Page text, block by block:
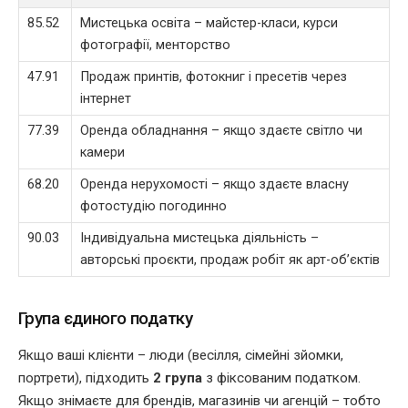
85.52
Мистецька освіта – майстер-класи, курси
фотографії, менторство
47.91
Продаж принтів, фотокниг і пресетів через
інтернет
77.39
Оренда обладнання – якщо здаєте світло чи
камери
68.20
Оренда нерухомості – якщо здаєте власну
фотостудію погодинно
90.03
Індивідуальна мистецька діяльність –
авторські проєкти, продаж робіт як арт-об’єктів
Група єдиного податку
Якщо ваші клієнти – люди (весілля, сімейні зйомки,
портрети), підходить 2 група з фіксованим податком.
Якщо знімаєте для брендів, магазинів чи агенцій – тобто